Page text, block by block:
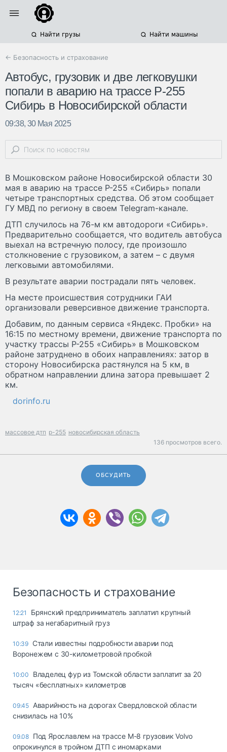
Найти грузы Найти машины
← Безопасность и страхование
Автобус, грузовик и две легковушки
попали в аварию на трассе Р-255
Сибирь в Новосибирской области
09:38, 30 Мая 2025
В Мошковском районе Новосибирской области 30
мая в аварию на трассе Р-255 «Сибирь» попали
четыре транспортных средства. Об этом сообщает
ГУ МВД по региону в своем Telegram-канале.
ДТП случилось на 76-м км автодороги «Сибирь».
Предварительно сообщается, что водитель автобуса
выехал на встречную полосу, где произошло
столкновение с грузовиком, а затем – с двумя
легковыми автомобилями.
В результате аварии пострадали пять человек.
На месте происшествия сотрудники ГАИ
организовали реверсивное движение транспорта.
Добавим, по данным сервиса «Яндекс. Пробки» на
16:15 по местному времени, движение транспорта по
участку трассы Р-255 «Сибирь» в Мошковском
районе затруднено в обоих направлениях: затор в
сторону Новосибирска растянулся на 5 км, в
обратном направлении длина затора превышает 2
км.
dorinfo.ru
массовое дтп р-255 новосибирская область
136 просмотров всего.
ОБСУДИТЬ
Безопасность и страхование
12:21
Брянский предприниматель заплатил крупный
штраф за негабаритный груз
10:39 Стали известны подробности аварии под
Воронежем с 30-километровой пробкой
10:00
Владелец фур из Томской области заплатит за 20
тысяч «бесплатных» километров
09:45 Аварийность на дорогах Свердловской области
снизилась на 10%
09.08 Под Ярославлем на трассе М-8 грузовик Volvo
опрокинулся в тройном ДТП с иномарками